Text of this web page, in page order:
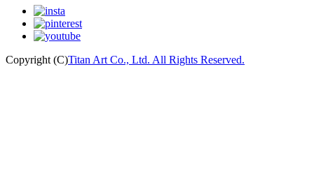
Copyright (C)Titan Art Co., Ltd. All Rights Reserved.